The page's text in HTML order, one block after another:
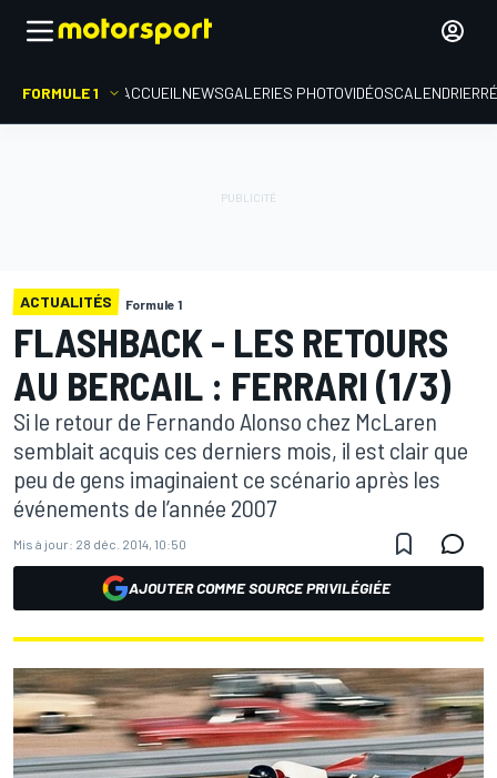
FORMULE 1 ACCUEIL NEWSGALERIES PHOTOVIDÉOSCALENDRIER
ACTUALITÉS Formule 1
FLASHBACK - LES RETOURS
AU BERCAIL : FERRARI (1/3)
Si le retour de Fernando Alonso chez McLaren
semblait acquis ces derniers mois, il est clair que
peu de gens imaginaient ce scénario après les
événements de l’année 2007
Mis à jour: 28 déc. 2014, 10:50
AJOUTER COMME SOURCE PRIVILÉGIÉE